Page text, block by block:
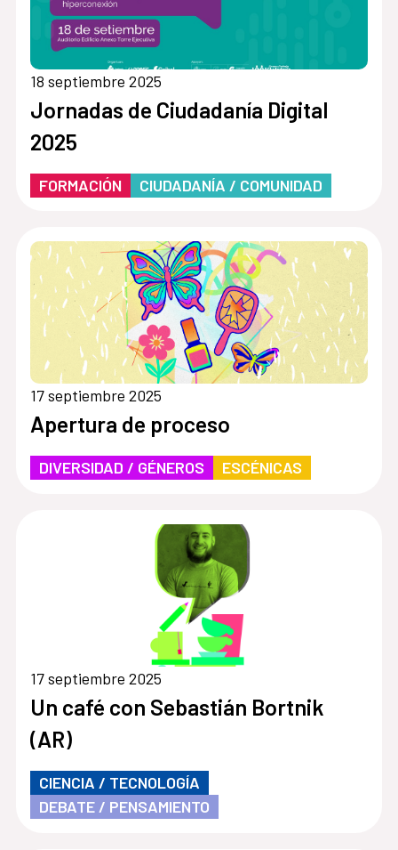
18 septiembre 2025
Jornadas de Ciudadanía Digital
2025
FORMACIÓN CIUDADANÍA / COMUNIDAD
17 septiembre 2025
Apertura de proceso
DIVERSIDAD / GÉNEROS ESCÉNICAS
17 septiembre 2025
Un café con Sebastián Bortnik
(AR)
CIENCIA / TECNOLOGÍA
DEBATE / PENSAMIENTO